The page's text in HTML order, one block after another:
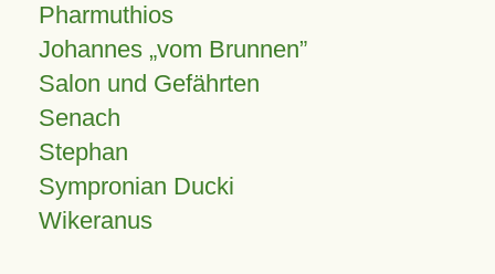
Pharmuthios
Johannes vom Brunnen
Salon und Gefährten
Senach
Stephan
Sympronian Ducki
Wikeranus